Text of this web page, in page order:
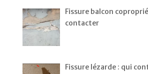
Fissure balcon
contacter
Fissure lézarde : qui